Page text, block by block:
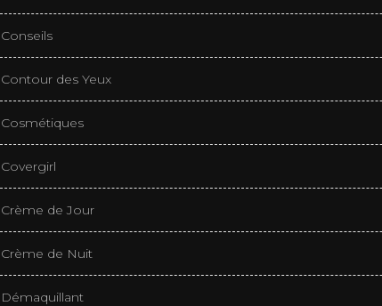
Conseils
Contour des Yeux
Cosmétiques
Covergirl
Crème de Jour
Crème de Nuit
Démaquillant